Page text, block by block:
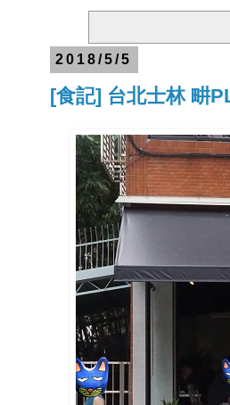
2018/5/5
[食記] 台北士林 畊